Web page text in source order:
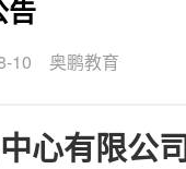
告
10 奥鹏教育
心有限公司